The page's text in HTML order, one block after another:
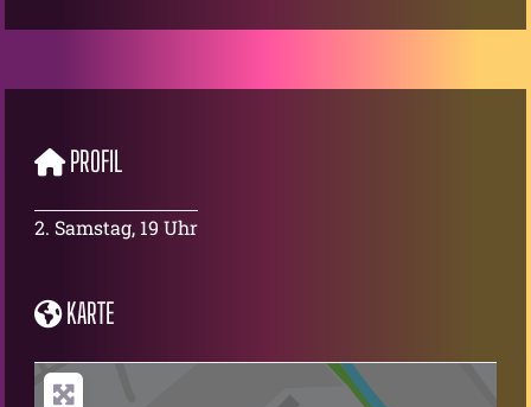
PROFIL
2. Samstag, 19 Uhr
KARTE